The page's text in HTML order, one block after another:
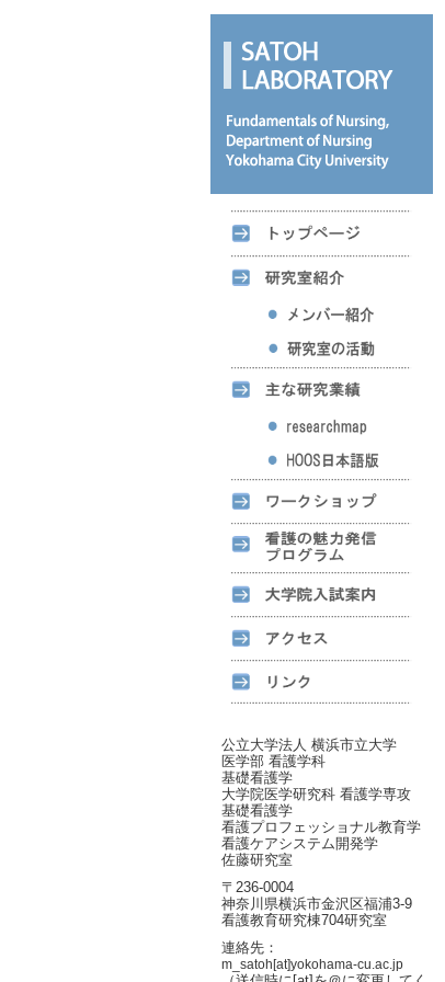
公立大学法人 横浜市立大学
医学部 看護学科
基礎看護学
大学院医学研究科 看護学専攻
基礎看護学
看護プロフェッショナル教育学
看護ケアシステム開発学
佐藤研究室
〒236-0004
神奈川県横浜市金沢区福浦3-9
看護教育研究棟704研究室
連絡先：
m_satoh[at]yokohama-cu.ac.jp